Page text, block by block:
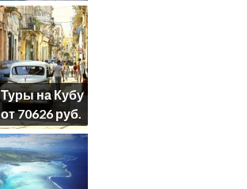
Туры на Кубу
от 70626 руб.